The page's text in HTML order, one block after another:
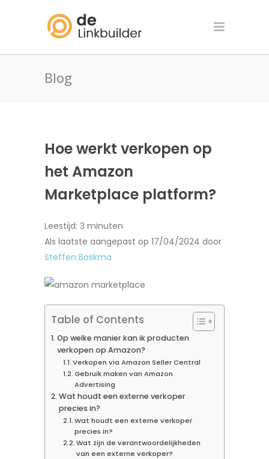
Blog
Hoe werkt verkopen op
het Amazon
Marketplace platform?
Leestijd: 3 minuten
Als laatste aangepast op 17/04/2024 door
Steffen Boskma
Table of Contents
Op welke manier kan ik producten
verkopen op Amazon?
Verkopen via Amazon Seller Central
Gebruik maken van Amazon
Advertising
Wat houdt een externe verkoper
precies in?
Wat houdt een externe verkoper
precies in?
Wat zijn de verantwoordelijkheden
van een externe verkoper?